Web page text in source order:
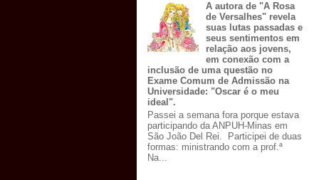
A autora de "A Rosa
de Versalhes" revela
suas lutas passadas e
seus sentimentos em
relação aos jovens,
em conexão com a
inclusão de uma questão no
Exame Comum de Admissão na
Universidade: "Oscar é o meu
ideal".
Passei a semana fora porque estava
participando da ANPUH-Minas em
São João Del Rei. Participei de duas
formas: ministrando com a prof.ª
Na...